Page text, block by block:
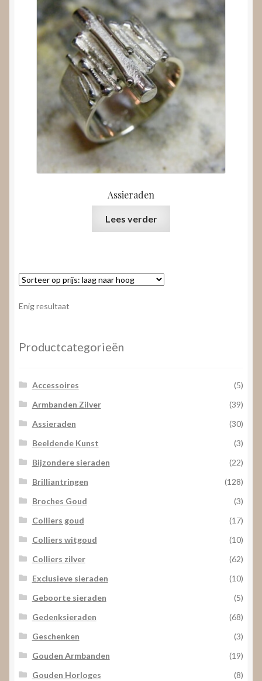
Assieraden
Lees verder
Enig resultaat
Productcategorieën
Accessoires
(5)
Armbanden Zilver
(39)
Assieraden
(30)
Beeldende Kunst
(3)
Bijzondere sieraden
(22)
Brilliantringen
(128)
Broches Goud
(3)
Colliers goud
(17)
Colliers witgoud
(10)
Colliers zilver
(62)
Exclusieve sieraden
(10)
Geboorte sieraden
(5)
Gedenksieraden
(68)
Geschenken
(3)
Gouden Armbanden
(19)
Gouden Horloges
(8)